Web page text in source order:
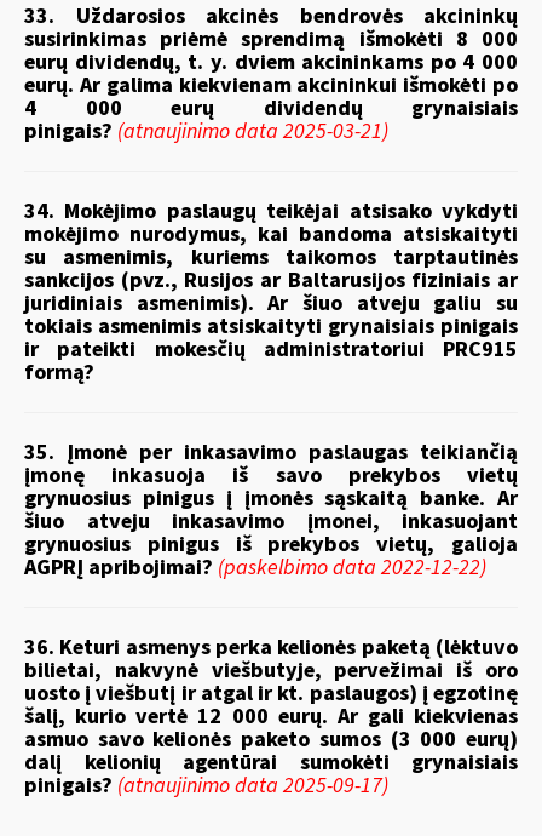
33. Uždarosios akcinės bendrovės akcininkų
susirinkimas priėmė sprendimą išmokėti 8 000
eurų dividendų, t. y. dviem akcininkams po 4 000
eurų. Ar galima kiekvienam akcininkui išmokėti po
4 000 eurų dividendų grynaisiais
pinigais? (atnaujinimo data 2025-03-21)
34. Mokėjimo paslaugų teikėjai atsisako vykdyti
mokėjimo nurodymus, kai bandoma atsiskaityti
su asmenimis, kuriems taikomos tarptautinės
sankcijos (pvz., Rusijos ar Baltarusijos fiziniais ar
juridiniais asmenimis). Ar šiuo atveju galiu su
tokiais asmenimis atsiskaityti grynaisiais pinigais
ir pateikti mokesčių administratoriui PRC915
formą?
35. Įmonė per inkasavimo paslaugas teikiančią
įmonę inkasuoja iš savo prekybos vietų
grynuosius pinigus į įmonės sąskaitą banke. Ar
šiuo atveju inkasavimo įmonei, inkasuojant
grynuosius pinigus iš prekybos vietų, galioja
AGPRĮ apribojimai? (paskelbimo data 2022-12-22)
36. Keturi asmenys perka kelionės paketą (lėktuvo
bilietai, nakvynė viešbutyje, pervežimai iš oro
uosto į viešbutį ir atgal ir kt. paslaugos) į egzotinę
šalį, kurio vertė 12 000 eurų. Ar gali kiekvienas
asmuo savo kelionės paketo sumos (3 000 eurų)
dalį kelionių agentūrai sumokėti grynaisiais
pinigais? (atnaujinimo data 2025-09-17)